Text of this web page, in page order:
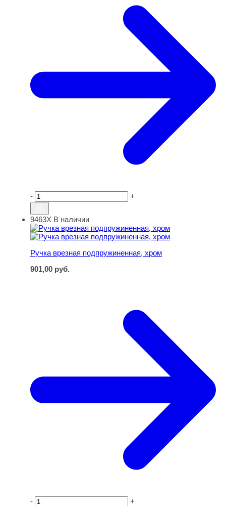
- +
Ручка врезная подпружиненная, хром
9463Х В наличии
Ручка врезная подпружиненная, хром
901,00 руб.
- +